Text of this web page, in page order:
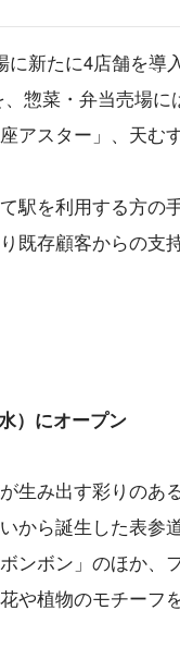
新たに4店舗を導
惣菜・弁当売場に
アスター」、天む
駅を利用する方の
既存顧客からの支
）にオープン
生み出す彩りのあ
から誕生した表参
ンボン」のほか、
や植物のモチーフ